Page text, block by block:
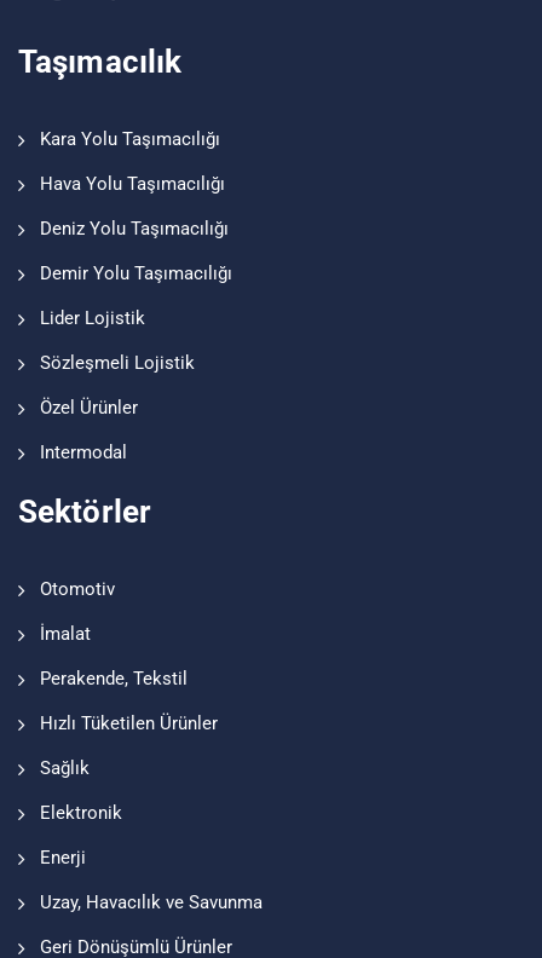
Taşımacılık
Kara Yolu Taşımacılığı
Hava Yolu Taşımacılığı
Deniz Yolu Taşımacılığı
Demir Yolu Taşımacılığı
Lider Lojistik
Sözleşmeli Lojistik
Özel Ürünler
Intermodal
Sektörler
Otomotiv
İmalat
Perakende, Tekstil
Hızlı Tüketilen Ürünler
Sağlık
Elektronik
Enerji
Uzay, Havacılık ve Savunma
Geri Dönüşümlü Ürünler